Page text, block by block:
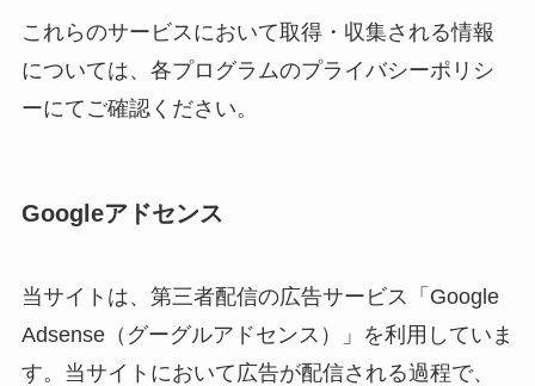
これらのサービスにおいて取得・収集される情報
については、各プログラムのプライバシーポリシ
ーにてご確認ください。
Googleアドセンス
当サイトは、第三者配信の広告サービス「Google
Adsense（グーグルアドセンス）」を利用していま
す。当サイトにおいて広告が配信される過程で、